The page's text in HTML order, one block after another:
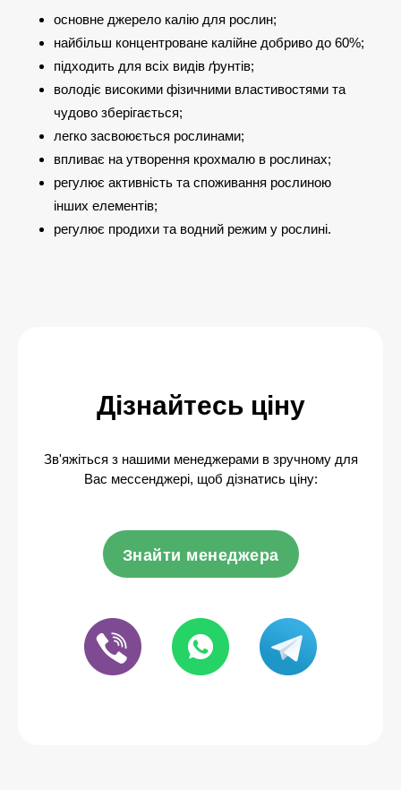
основне джерело калію для рослин;
найбільш концентроване калійне добриво до 60%;
підходить для всіх видів ґрунтів;
володіє високими фізичними властивостями та
чудово зберігається;
легко засвоюється рослинами;
впливає на утворення крохмалю в рослинах;
регулює активність та споживання рослиною
інших елементів;
регулює продихи та водний режим у рослині.
Дізнайтесь ціну
Зв'яжіться з нашими менеджерами в зручному для
Вас мессенджері, щоб дізнатись ціну:
Знайти менеджера